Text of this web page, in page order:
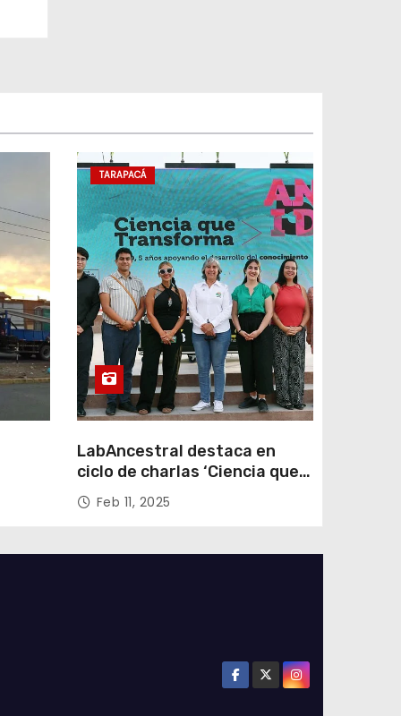
TARAPACÁ
LabAncestral destaca en
ciclo de charlas ‘Ciencia que
Transforma’ de ANID
Feb 11, 2025